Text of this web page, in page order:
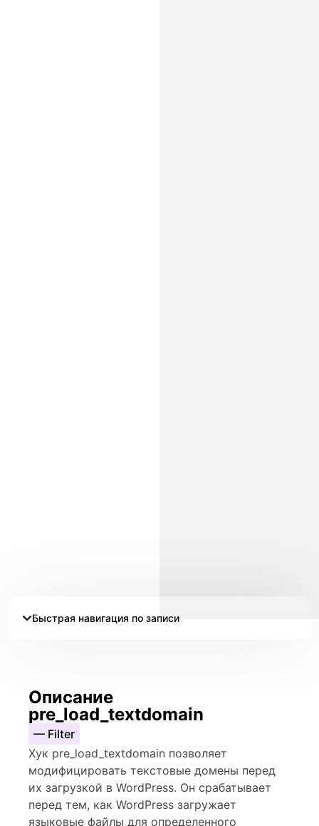
Быстрая навигация по записи
Описание
pre_load_textdomain
— Filter
Хук pre_load_textdomain позволяет
модифицировать текстовые домены перед
их загрузкой в WordPress. Он срабатывает
перед тем, как WordPress загружает
языковые файлы для определенного